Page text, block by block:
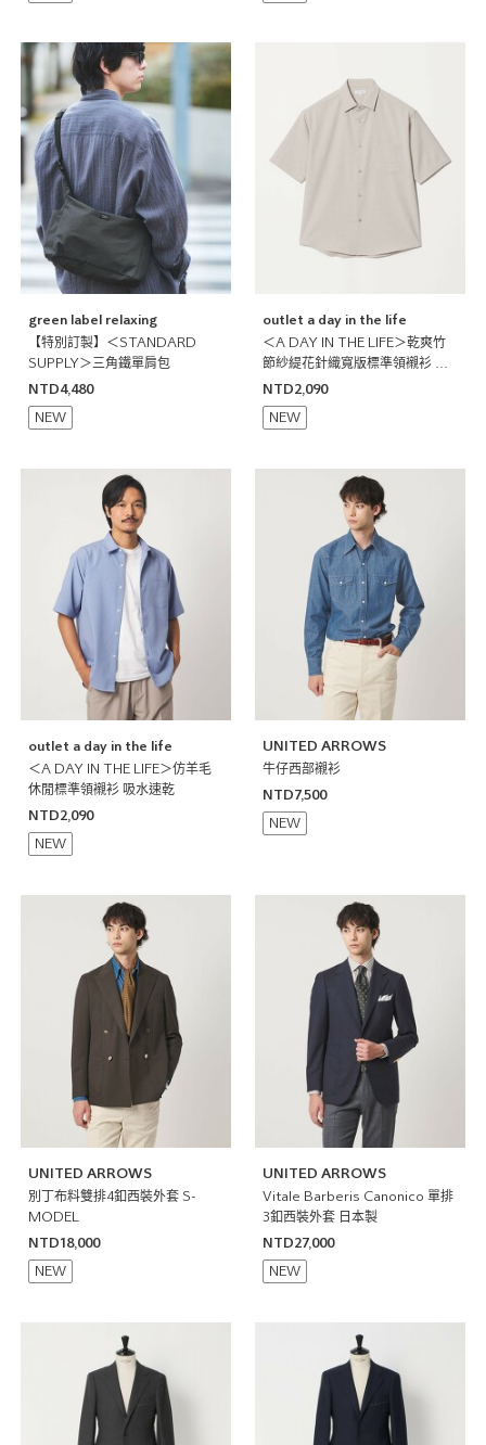
green label relaxing
【特別訂製】＜STANDARD
SUPPLY＞三角鐵單肩包
NTD4,480
NEW
outlet a day in the life
＜A DAY IN THE LIFE＞乾爽竹
節紗緹花針織寬版標準領襯衫 吸
水速乾
NTD2,090
NEW
outlet a day in the life
＜A DAY IN THE LIFE＞仿羊毛
休閒標準領襯衫 吸水速乾
NTD2,090
NEW
UNITED ARROWS
牛仔西部襯衫
NTD7,500
NEW
UNITED ARROWS
別丁布料雙排4釦西裝外套 S-
MODEL
NTD18,000
NEW
UNITED ARROWS
Vitale Barberis Canonico 單排
3釦西裝外套 日本製
NTD27,000
NEW